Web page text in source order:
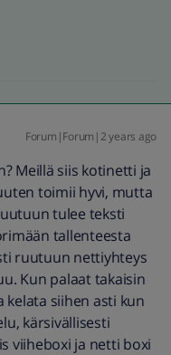
Forum|Forum|2 years ago
Meillä siis kotinetti ja
toimii hyvi, mutta
tulee teksti
tallenteesta
ruutuun nettiyhteys
Kun palaat takaisin
siihen asti kun
kärsivällisesti
viiheboxi ja netti boxi